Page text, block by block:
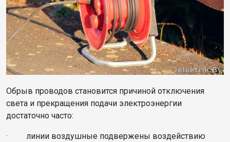
Обрыв проводов становится причиной отключения
света и прекращения подачи электроэнергии
достаточно часто:
· линии воздушные подвержены воздействию